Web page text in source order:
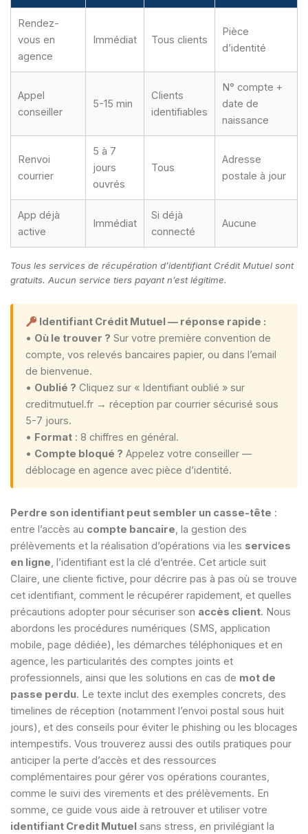
Rendez-
vous en
agence
Immédiat Tous clients
Pièce
d’identité
Appel
conseiller
5-15 min
Clients
identifiables
N° compte +
date de
naissance
Renvoi
courrier
5 à 7
jours
ouvrés
Tous
Adresse
postale à jour
App déjà
active
Immédiat
Si déjà
connecté
Aucune
Tous les services de récupération d’identifiant Crédit Mutuel sont
gratuits. Aucun service tiers payant n’est légitime.
Identifiant Crédit Mutuel — réponse rapide :
• Où le trouver ? Sur votre première convention de
compte, vos relevés bancaires papier, ou dans l’email
de bienvenue.
• Oublié ? Cliquez sur « Identifiant oublié » sur
creditmutuel.fr → réception par courrier sécurisé sous
5-7 jours.
• Format : 8 chiffres en général.
• Compte bloqué ? Appelez votre conseiller —
déblocage en agence avec pièce d’identité.
Perdre son identifiant peut sembler un casse-tête :
entre l’accès au compte bancaire, la gestion des
prélèvements et la réalisation d’opérations via les services
en ligne, l’identifiant est la clé d’entrée. Cet article suit
Claire, une cliente fictive, pour décrire pas à pas où se trouve
cet identifiant, comment le récupérer rapidement, et quelles
précautions adopter pour sécuriser son accès client. Nous
abordons les procédures numériques (SMS, application
mobile, page dédiée), les démarches téléphoniques et en
agence, les particularités des comptes joints et
professionnels, ainsi que les solutions en cas de mot de
passe perdu. Le texte inclut des exemples concrets, des
timelines de réception (notamment l’envoi postal sous huit
jours), et des conseils pour éviter le phishing ou les blocages
intempestifs. Vous trouverez aussi des outils pratiques pour
anticiper la perte d’accès et des ressources
complémentaires pour gérer vos opérations courantes,
comme le suivi des virements et des prélèvements. En
somme, ce guide vous aide à retrouver et utiliser votre
identifiant Credit Mutuel sans stress, en privilégiant la